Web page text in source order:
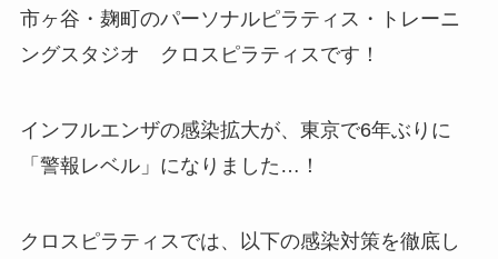
市ヶ谷・麹町のパーソナルピラティス・トレーニ
ングスタジオ クロスピラティスです！
インフルエンザの感染拡大が、東京で6年ぶりに
「警報レベル」になりました…！
クロスピラティスでは、以下の感染対策を徹底し